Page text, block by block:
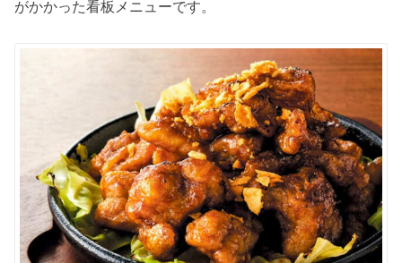
がかかった看板メニューです。